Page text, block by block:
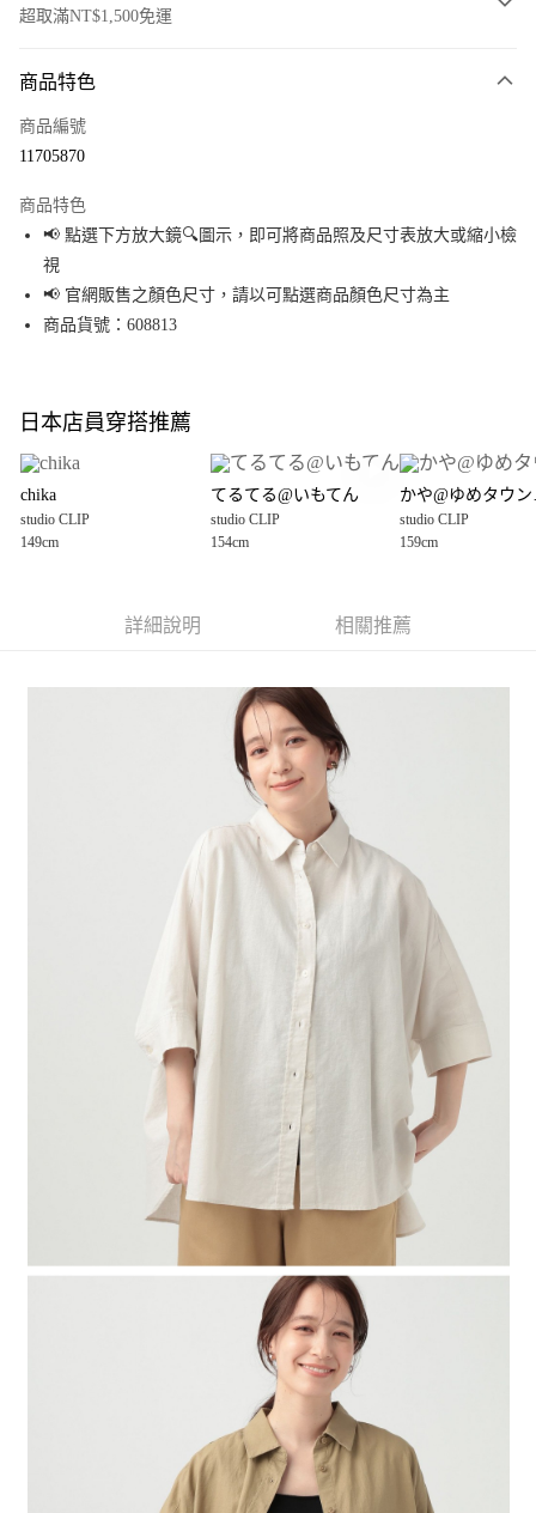
超取滿NT$1,500免運
信用卡一次付款
Apple Pay
街口支付
悠遊付
全盈+PAY
大哥付你分期
1.本服務由台灣大哥大提供，台灣大哥大用戶可立即使用無須另外申請。
2.付款方式選擇「大哥付你分期」，訂單成立後會自動跳轉到大哥付的交易
3.實際核准額度、可分期數及費用金額請依後續交易確認頁面所載為準。
4.訂單成立30分鐘內，如未前往確認交易或遇審核未通過，訂單將自動取
1.分期款項不併入電信帳單，「大哥付你分期」於每月結算日後寄送繳費提
2.透過簡訊連結打開帳單後，可選擇「超商條碼／台灣大直營門市／銀行轉
帳／街口支付／iPASS MONEY」等通路繳費。
1.本服務係由「台灣大哥大股份有限公司」（以下簡稱本公司）所提供，讓
用戶於交易時，得透過本服務購買商品或服務，並由商店將買賣／分期付款
買賣價金債權讓與本公司後，依約使用本公司帳單繳交帳款。
2.基於同意付款使用「大哥付你分期」之契約關係目的，商店將以您的個人
資料（包含姓名、電話或地址）提供予台灣大哥大進項蒐集、處理及利用，
由本公司與您本人進行分期帳單所需資料之確認、核對及更正。
3.完整用戶服務條款，請詳閱以下連結：
https://oppay.tw/userRule
AFTEE先享後付
３．安心：先確認商品／服務後，再付款。
【「AFTEE先享後付」結帳流程】
１．於結帳方式選擇「AFTEE先享後付」後，將跳轉至「AFTEE先享後付」
結帳頁面，進行簡訊認證並確認金額後，即可完成結帳。
２．訂單成立數日內，您將收到繳費通知簡訊。
３．收到繳費通知簡訊後14天內，點擊此簡訊中的連結，可透過四大超商／
ATM／網路銀行／等多元方式進行付款，方視為交易完成。
※ 請注意：結帳手續完成當下不需立刻繳費，但若您需要取消訂單，請聯絡
購買商品的店家。未經商家同意取消之訂單仍視為有效，需透過AFTEE先享
※ 交易是否成功請以「AFTEE先享後付 」之結帳頁面顯示為準，若有關於
是否繳費成功／繳費後需取消欲退款等相關疑問，請聯繫「AFTEE先享後付
https://netprotections.freshdesk.com/support/home
１．透過由恩沛科技股份有限公司提供之「AFTEE先享後付」服務完成之交
易，需依本服務之必要範圍內提供個人資料，並將交易相關給付款項請求債
權轉讓予恩沛科技股份有限公司。
２．關於個人資料處理事宜，請瀏覽以下網址：
https://aftee.tw/terms/#terms3
３．未成年的使用者請事先徵得法定代理人或監護人之同意方可使用
「AFTEE先享後付」，若未經同意申辦者引起之損失，本公司不負相關責
４．使用「AFTEE先享後付」時，將依據個別帳號之用戶狀況，依本公司即
時審查核予不同之上限額度；若仍有額度不足之情形，本公司將視審查結果
請求用戶進行身份認證。
５．嚴禁一人註冊多個帳號或使用他人資訊註冊。若發現惡意使用之情形，
恩沛科技股份有限公司將有權停止該用戶之使用額度並採取法律行動。
每筆NT$80，滿NT$1,500(含以上)免運費
每筆NT$80，滿NT$1,500(含以上)免運費
每筆NT$80，滿NT$1,500(含以上)免運費
每筆NT$80，滿NT$1,500(含以上)免運費
每筆NT$80，滿NT$1,500(含以上)免運費
商品特色
商品編號
11705870
商品特色
📢 點選下方放大鏡🔍圖示，即可將商品照及尺寸表放大或縮小檢
視
📢 官網販售之顏色尺寸，請以可點選商品顏色尺寸為主
商品貨號：608813
日本店員穿搭推薦
chika
studio CLIP
149cm
てるてる@いもてん
studio CLIP
154cm
か
studio CLIP
159cm
詳細說明 相關推薦